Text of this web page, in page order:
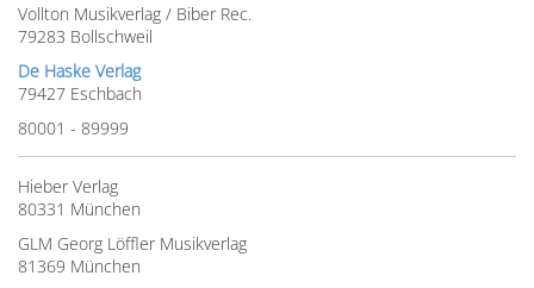
Vollton Musikverlag / Biber Rec.
79283 Bollschweil
De Haske Verlag
79427 Eschbach
80001 - 89999
Hieber Verlag
80331 München
GLM Georg Löffler Musikverlag
81369 München